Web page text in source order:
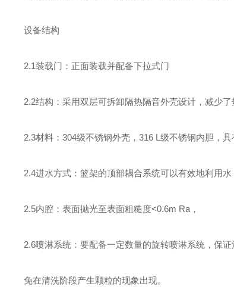
设备结构
2.1装载门：正面装载并配备下拉式门
2.2结构：采用双层可拆卸隔热隔音外壳设计，减少了
2.3材料：304级不锈钢外壳，316 L级不锈钢内胆，具
2.4进水方式：篮架的顶部耦合系统可以有效地利用水
2.5内腔：表面抛光至表面粗糙度<0.6m Ra，
2.6喷淋系统：要配备一定数量的旋转喷淋系统，保
免在清洗阶段产生颗粒的现象出现。